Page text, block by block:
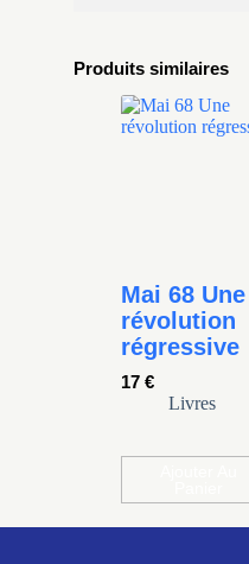
Produits similaires
Mai 68 Une
révolution
régressive
17 €
Livres